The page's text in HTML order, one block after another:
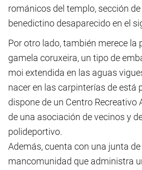
románicos del templo, sección
benedictino desaparecido en el
Por otro lado, también merece la
gamela coruxeira, un tipo de
moi extendida en las aguas
nacer en las carpinterías de está
dispone de un Centro Recreativo
de una asociación de vecinos y
polideportivo.
Además, cuenta con una junta
mancomunidad que administra